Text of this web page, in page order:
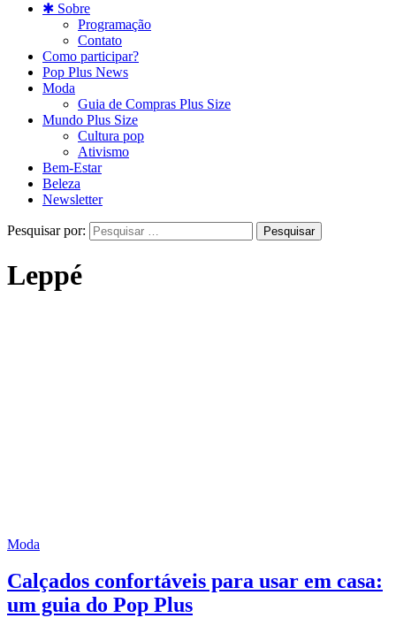
✱ Sobre
Programação
Contato
Como participar?
Pop Plus News
Moda
Guia de Compras Plus Size
Mundo Plus Size
Cultura pop
Ativismo
Bem-Estar
Beleza
Newsletter
Pesquisar por:
Leppé
Moda
Calçados confortáveis para usar em casa:
um guia do Pop Plus